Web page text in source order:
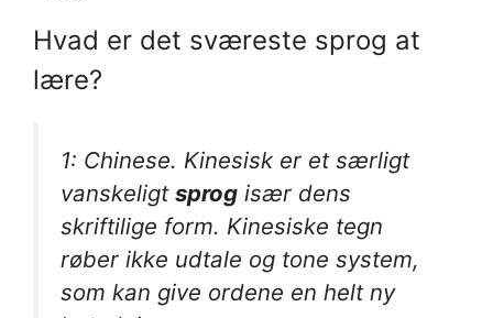
Hvad er det sværeste sprog at
lære?
1: Chinese. Kinesisk er et særligt
vanskeligt sprog især dens
skriftilige form. Kinesiske tegn
røber ikke udtale og tone system,
som kan give ordene en helt ny